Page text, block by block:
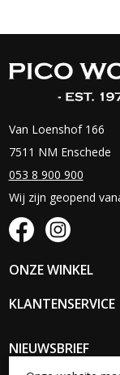
Van Loenshof 166
7511 NM Enschede
053 8 900 900
Wij zijn geopend
ONZE WINKEL
KLANTENSERVICE
NIEUWSBRIEF
Schrijf je in voor